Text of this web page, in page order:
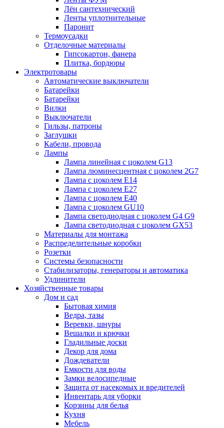
Лён сантехнический
Ленты уплотнительные
Паронит
Термоусадки
Отделочные материалы
Гипсокартон, фанера
Плитка, бордюры
Электротовары
Автоматические выключатели
Батарейки
Батарейки
Вилки
Выключатели
Гильзы, патроны
Заглушки
Кабели, провода
Лампы
Лампа линейная с цоколем G13
Лампа люминесцентная с цоколем 2G7
Лампа с цоколем E14
Лампа с цоколем E27
Лампа с цоколем E40
Лампа с цоколем GU10
Лампа светодиодная с цоколем G4 G9
Лампа светодиодная с цоколем GX53
Материалы для монтажа
Распределительные коробки
Розетки
Системы безопасности
Стабилизаторы, генераторы и автоматика
Удлинители
Хозяйственные товары
Дом и сад
Бытовая химия
Ведра, тазы
Веревки, шнуры
Вешалки и крючки
Гладильные доски
Декор для дома
Дождеватели
Емкости для воды
Замки велосипедные
Защита от насекомых и вредителей
Инвентарь для уборки
Корзины для белья
Кухня
Мебель